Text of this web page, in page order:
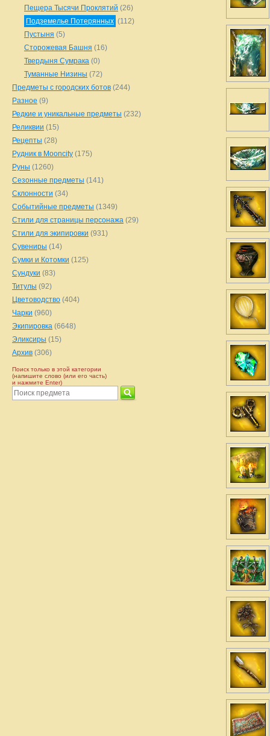
Пещера Тысячи Проклятий (26)
Подземелье Потерянных (112)
Пустыня (5)
Сторожевая Башня (16)
Твердыня Сумрака (0)
Туманные Низины (72)
Предметы с городских ботов (244)
Разное (9)
Редкие и уникальные предметы (232)
Реликвии (15)
Рецепты (28)
Рудник в Mooncity (175)
Руны (1260)
Сезонные предметы (141)
Склонности (34)
Событийные предметы (1349)
Стили для страницы персонажа (29)
Стили для экипировки (931)
Сувениры (14)
Сумки и Котомки (125)
Сундуки (83)
Титулы (92)
Цветоводство (404)
Чарки (960)
Экипировка (6648)
Эликсиры (15)
Архив (306)
Поиск только в этой категории
(напишите слово (или его часть)
и нажмите Enter)